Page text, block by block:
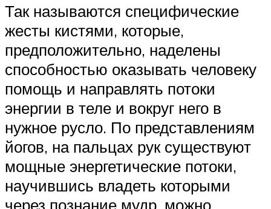
Так называются специфические
жесты кистями, которые,
предположительно, наделены
способностью оказывать человеку
помощь и направлять потоки
энергии в теле и вокруг него в
нужное русло. По представлениям
йогов, на пальцах рук существуют
мощные энергетические потоки,
научившись владеть которыми
через познание мудр, можно